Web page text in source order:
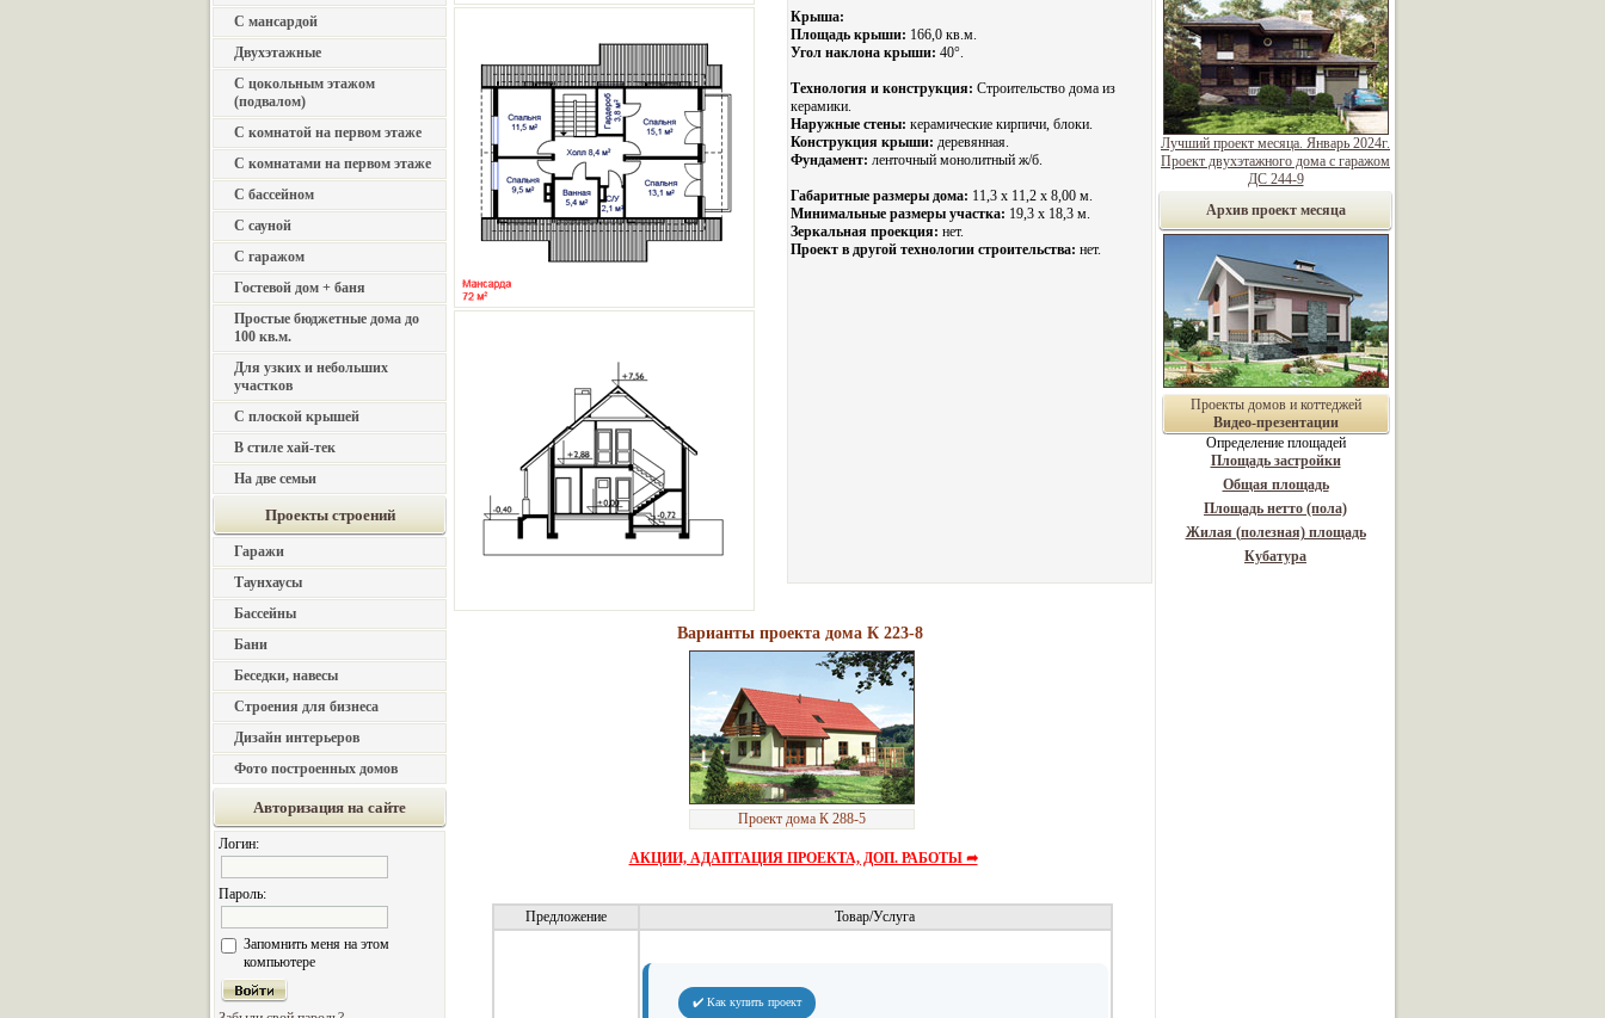
С мансардой
Двухэтажные
С цокольным этажом
(подвалом)
С комнатой на первом этаже
С комнатами на первом этаже
С бассейном
С сауной
С гаражом
Гостевой дом + баня
Простые бюджетные дома до
100 кв.м.
Для узких и небольших
участков
С плоской крышей
В стиле хай-тек
На две семьи
Проекты строений
Гаражи
Таунхаусы
Бассейны
Бани
Беседки, навесы
Строения для бизнеса
Дизайн интерьеров
Фото построенных домов
Авторизация на сайте
Логин:
Пароль:
Запомнить меня на этом
компьютере
Крыша:
Площадь крыши: 166,0 кв.м.
Угол наклона крыши: 40°.
Технология и конструкция: Строительство дома из
керамики.
Наружные стены: керамические кирпичи, блоки.
Конструкция крыши: деревянная.
Фундамент: ленточный монолитный ж/б.
Габаритные размеры дома: 11,3 х 11,2 х 8,00 м.
Минимальные размеры участка: 19,3 x 18,3 м.
Зеркальная проекция: нет.
Проект в другой технологии строительства: нет.
Варианты проекта дома К 223-8
Проект дома К 288-5
АКЦИИ, АДАПТАЦИЯ ПРОЕКТА, ДОП. РАБОТЫ ➦
Предложение Товар/Услуга
✔️ Как купить проект
Лучший проект месяца. Январь 2024г.
Проект двухэтажного дома с гаражом
ДС 244-9
Архив проект месяца
Проекты домов и коттеджей
Видео-презентации
Определение площадей
Площадь застройки
Общая площадь
Площадь нетто (пола)
Жилая (полезная) площадь
Кубатура